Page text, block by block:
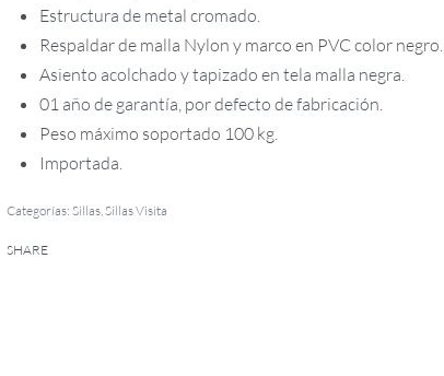
Estructura de metal cromado.
Respaldar de malla Nylon y marco en PVC color negro.
Asiento acolchado y tapizado en tela malla negra.
01 año de garantía, por defecto de fabricación.
Peso máximo soportado 100 kg.
Importada.
Categorías: Sillas,Sillas Visita
SHARE